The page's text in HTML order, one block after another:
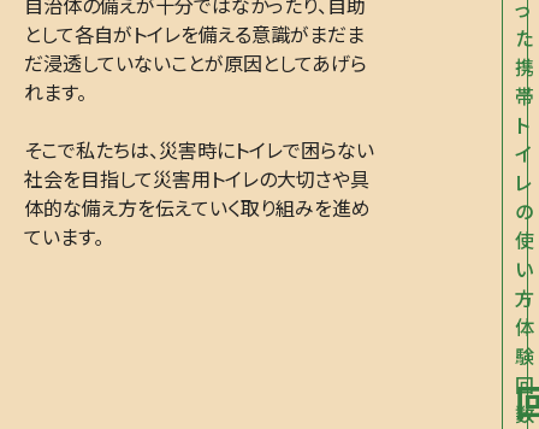
として各自がトイレを備える意識がまだま
だ浸透していないことが原因としてあげら
れます。
そこで私たちは、災害時にトイレで困らない
社会を目指して災害用トイレの大切さや具
体的な備え方を伝えていく取り組みを進め
ています｡
っ
た
携
帯
ト
イ
レ
の
使
い
方
体
験
回
数